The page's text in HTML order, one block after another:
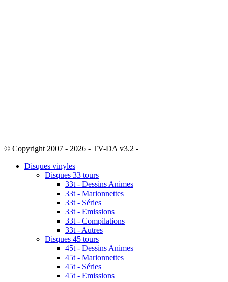
© Copyright 2007 - 2026 - TV-DA v3.2 -
Disques vinyles
Disques 33 tours
33t - Dessins Animes
33t - Marionnettes
33t - Séries
33t - Emissions
33t - Compilations
33t - Autres
Disques 45 tours
45t - Dessins Animes
45t - Marionnettes
45t - Séries
45t - Emissions